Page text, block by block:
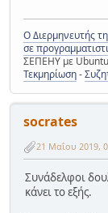
Ο Διερμηνευτής
σε
ΣΕΠΕΗΥ με
Τεκμηρίωση-
socrates
21 Μαΐου 2019,
Συνάδελφοι
κάνει το εξής.